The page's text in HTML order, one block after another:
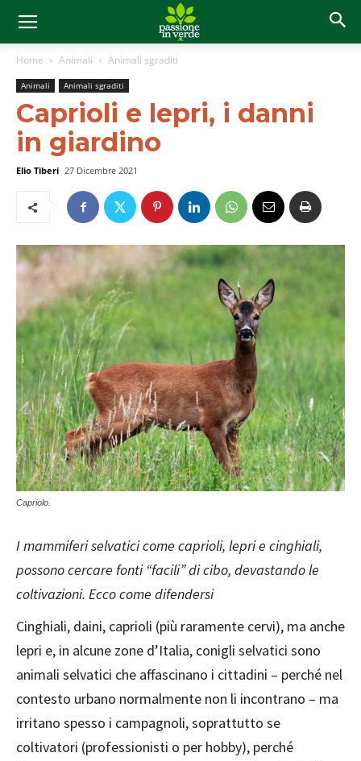
Home Animali Animali sgraditi
Animali Animali sgraditi
Caprioli e lepri, i danni
in giardino
Elio Tiberi 27 Dicembre 2021
Capriolo.
I mammiferi selvatici come caprioli, lepri e cinghiali,
possono cercare fonti “facili” di cibo, devastando le
coltivazioni. Ecco come difendersi
Cinghiali, daini, caprioli (più raramente cervi), ma anche
lepri e, in alcune zone d’Italia, conigli selvatici sono
animali selvatici che affascinano i cittadini – perché nel
contesto urbano normalmente non li incontrano – ma
irritano spesso i campagnoli, soprattutto se
coltivatori (professionisti o per hobby), perché